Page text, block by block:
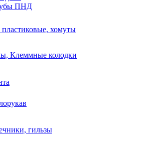
ПНД
хомуты
Клеммные колодки
гильзы